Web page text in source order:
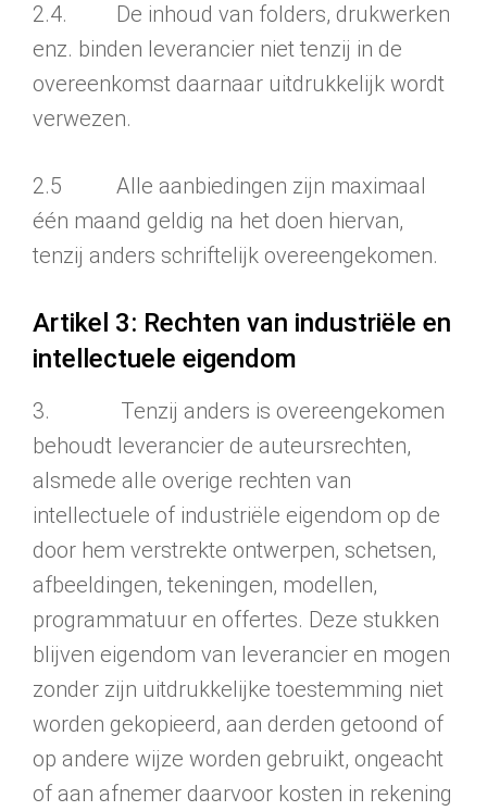
2.4. De inhoud van folders, drukwerken
enz. binden leverancier niet tenzij in de
overeen­komst daarnaar uitdrukkelijk wordt
verwezen.
2.5 Alle aanbiedingen zijn maximaal
één maand geldig na het doen hiervan,
tenzij anders schriftelijk overeengekomen.
Artikel 3: Rechten van industriële en
intellectuele eigendom
3. Tenzij anders is overeengekomen
behoudt leverancier de auteurs­rech­ten,
alsmede alle overige rechten van
intellectuele of industriële eigendom op de
door hem verstrekte ontwerpen, schetsen,
afbeeldingen, tekeningen, modellen,
program­matuur en offertes. Deze stukken
blijven eigendom van leverancier en mogen
zonder zijn uitdrukkelij­ke toestemming niet
worden gekopieerd, aan derden getoond of
op andere wijze worden gebruikt, ongeacht
of aan afnemer daarvoor kosten in rekening